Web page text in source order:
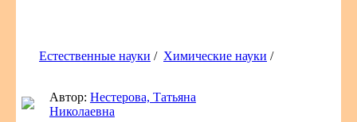
Естественные науки / Химические науки /
Автор: Нестерова, Татьяна
Николаевна